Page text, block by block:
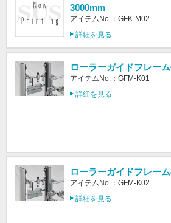
3000mm
アイテムNo.：GFK-M02
詳細を見る
ローラーガイドフレー
アイテムNo.：GFM-K01
詳細を見る
ローラーガイドフレー
アイテムNo.：GFM-K02
詳細を見る